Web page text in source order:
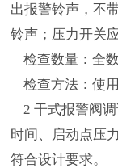
出报警铃声，不
铃声；压力开关
检查数量：全数
检查方法：使
2 干式报警阀调
时间、启动点压
符合设计要求。